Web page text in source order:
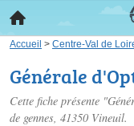
Accueil > Centre-Val de
Générale
Cette fiche présente
de gennes, 41350 Vineuil.